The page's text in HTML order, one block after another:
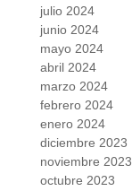
julio 2024
junio 2024
mayo 2024
abril 2024
marzo 2024
febrero 2024
enero 2024
diciembre 2023
noviembre 2023
octubre 2023